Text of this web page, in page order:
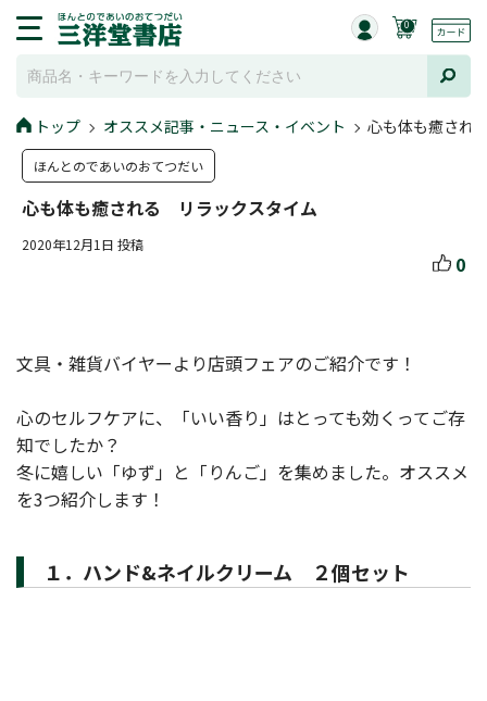
0
トップ オススメ記事・ニュース・イベント 心も体も癒され
ほんとのであいのおてつだい
心も体も癒される リラックスタイム
2020年12月1日 投稿
0
文具・雑貨バイヤーより店頭フェアのご紹介です！
心のセルフケアに、「いい香り」はとっても効くってご存
知でしたか？
冬に嬉しい「ゆず」と「りんご」を集めました。オススメ
を3つ紹介します！
１．ハンド&ネイルクリーム ２個セット